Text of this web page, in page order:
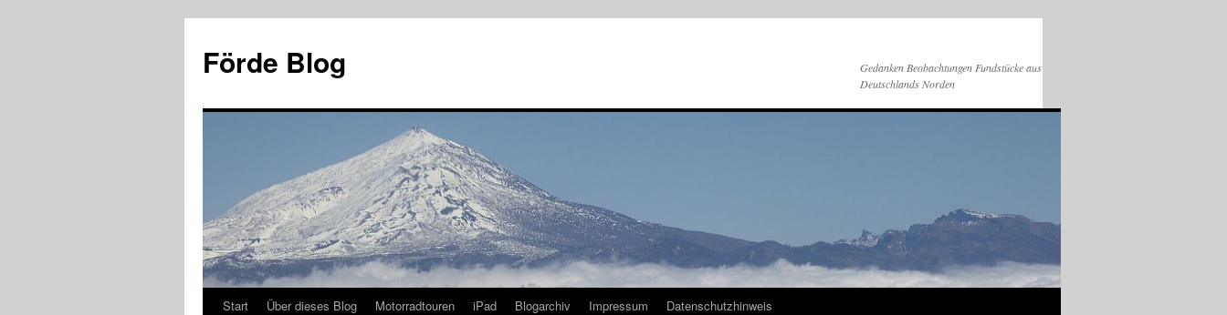
springen
Förde Blog
Gedanken Beobachtungen Fundstücke aus
Deutschlands Norden
Start Über dieses Blog Motorradtouren iPad Blogarchiv Impressum Datenschutzhinweis